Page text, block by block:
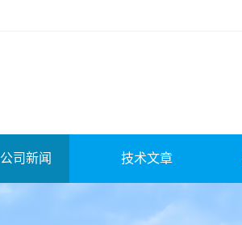
公司新闻 技术文章